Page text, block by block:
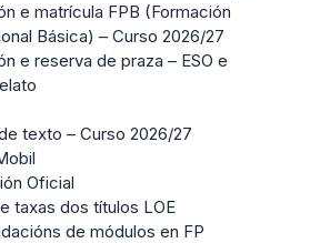
e matrícula FPB (Formación
Básica) – Curso 2026/27
e reserva de praza – ESO e
texto – Curso 2026/27
Oficial
taxas dos títulos LOE
de módulos en FP